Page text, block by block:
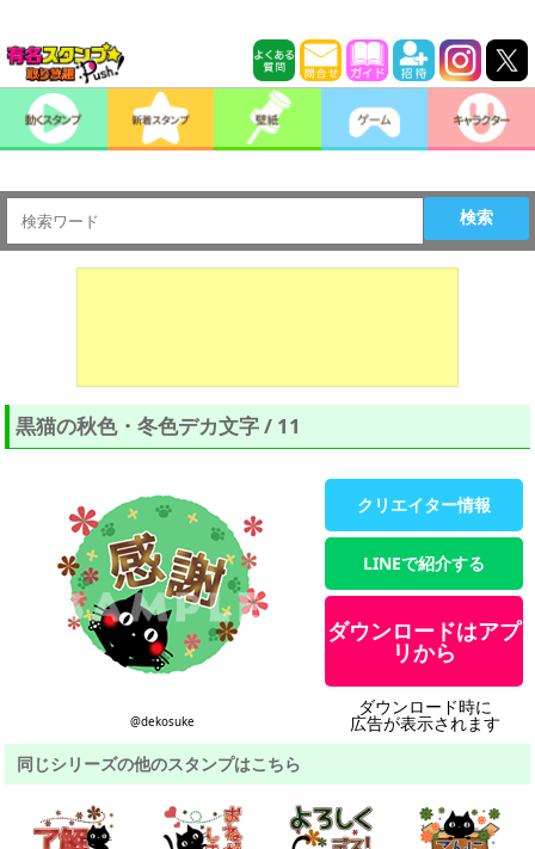
検索
黒猫の秋色・冬色デカ文字 / 11
@dekosuke
クリエイター情報
LINEで紹介する
ダウンロードはアプ
リから
ダウンロード時に
広告が表示されます
同じシリーズの他のスタンプはこちら